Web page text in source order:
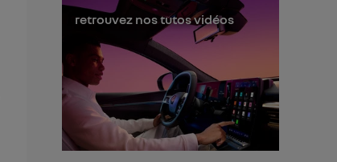
retrouvez nos tutos vidéos